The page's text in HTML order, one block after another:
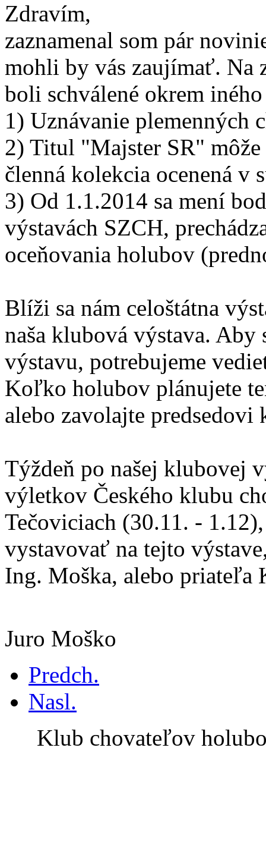
Zdravím,
zaznamenal som pár
mohli by vás zaujímať. Na
boli schválené okrem
1) Uznávanie plemenných
2) Titul "Majster SR"
členná kolekcia ocenená v
3) Od 1.1.2014 sa mení
výstavách SZCH,
oceňovania holubov
Blíži sa nám celoštátna
naša klubová výstava.
výstavu, potrebujeme
Koľko holubov plánujete
alebo zavolajte
Týždeň po našej klubovej
výletkov Českého klubu
Tečoviciach (30.11. -
vystavovať na tejto
Ing. Moška, alebo priateľa
Juro Moško
Predch.
Nasl.
Klub chovateľov